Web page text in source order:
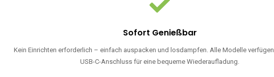
Sofort Genießbar
Kein Einrichten erforderlich – einfach auspacken und losdampfen. Alle Modelle
USB-C-Anschluss für eine bequeme Wiederaufladung.